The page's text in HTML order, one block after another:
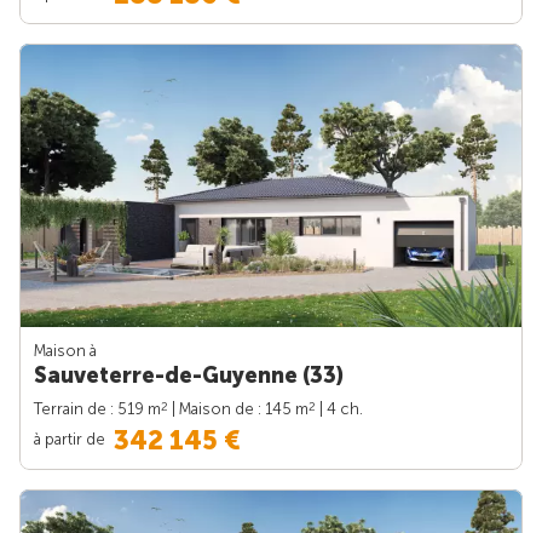
Maison à
Sauveterre-de-Guyenne (33)
Terrain de : 519 m2 | Maison de : 145 m2
| 4 ch.
à partir de 342 145 €